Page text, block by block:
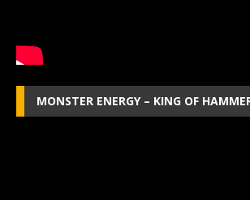
MONSTER ENERGY – KING OF